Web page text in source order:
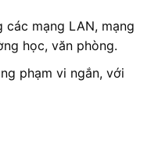
mạng LAN, mạng
học, văn phòng.
phạm vi ngắn, với